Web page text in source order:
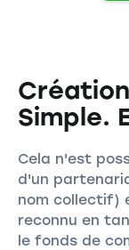
Simple.
Cela n'est
d'un
nom collectif)
reconnu en
le fonds de